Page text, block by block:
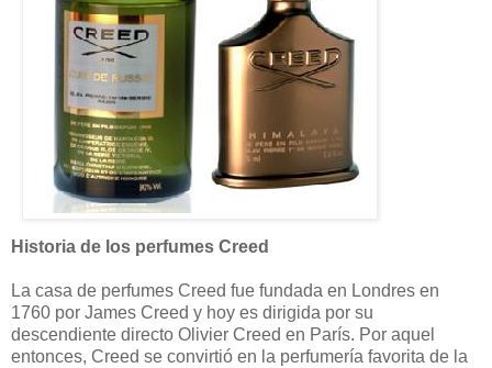
Historia de los perfumes Creed
La casa de perfumes Creed fue fundada en Londres en
1760 por James Creed y hoy es dirigida por su
descendiente directo Olivier Creed en París. Por aquel
entonces, Creed se convirtió en la perfumería favorita de la